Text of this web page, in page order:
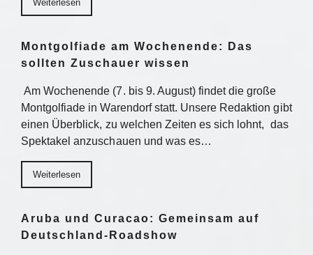
Weiterlesen
Montgolfiade am Wochenende: Das
sollten Zuschauer wissen
Am Wochenende (7. bis 9. August) findet die große
Montgolfiade in Warendorf statt. Unsere Redaktion gibt
einen Überblick, zu welchen Zeiten es sich lohnt, das
Spektakel anzuschauen und was es…
Weiterlesen
Aruba und Curacao: Gemeinsam auf
Deutschland-Roadshow